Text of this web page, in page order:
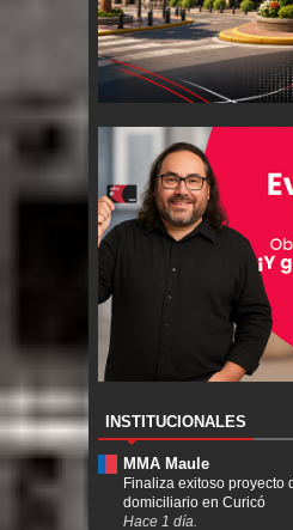
INSTITUCIONALES
MMA Maule
Finaliza exitoso proyecto
domiciliario en Curicó
Hace 1 día.